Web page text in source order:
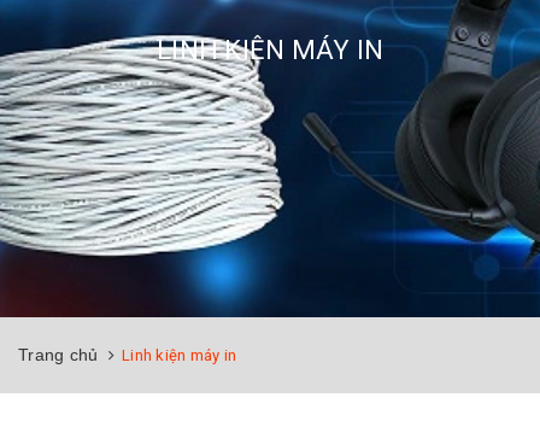
LINH KIỆN MÁY IN
Trang chủ Linh kiện máy in